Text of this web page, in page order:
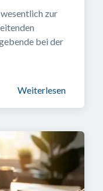
zur
bei der
Weiterlesen